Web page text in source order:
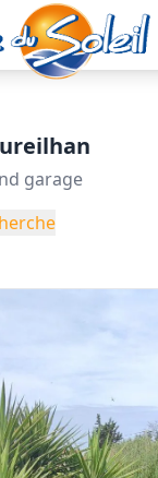
Vente
AGENCEDUSOLEIL
garage